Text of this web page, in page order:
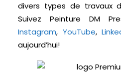
divers types de travaux
Suivez Peinture DM
Instagram, YouTube,
aujourd’hui!